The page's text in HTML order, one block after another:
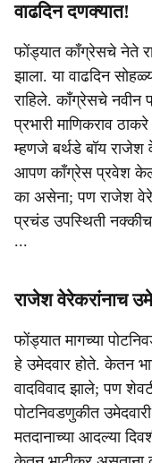
वाढदिन दणक्यात!
फोंड्यात काँग्रेसचे नेते
झाला. या वाढदिन
राहिले. काँग्रेसचे नवीन
प्रभारी माणिकराव
म्हणजे बर्थडे बॉय राजेश
आपण काँग्रेस प्रवेश
का असेना; पण राजेश
प्रचंड उपस्थिती नक्कीच
∙∙∙
राजेश वेरेकरांनाच
फोंड्यात मागच्या
हे उमेदवार होते. केतन
वादविवाद झाले; पण
पोटनिवडणुकीत
मतदानाच्या आदल्या